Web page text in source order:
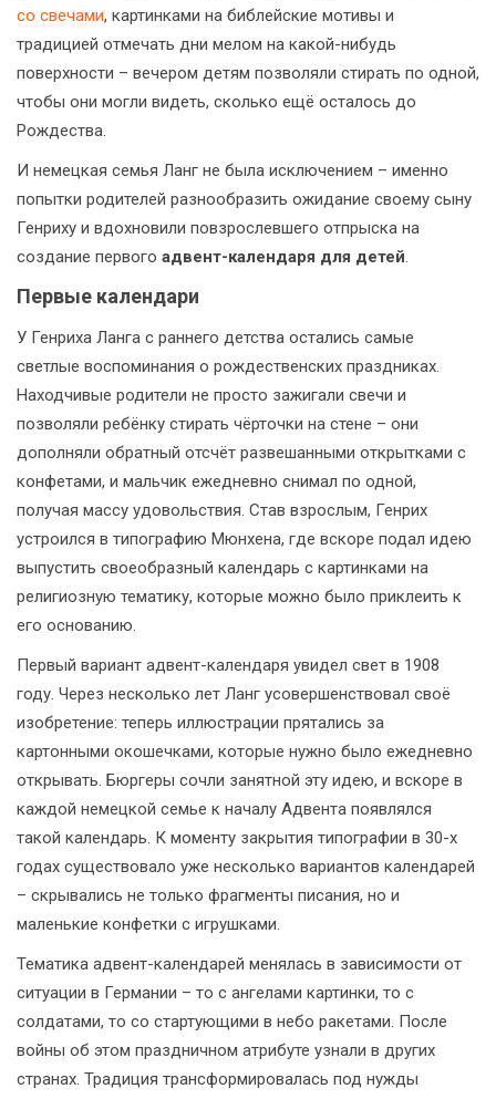
со свечами, картинками на библейские мотивы и
традицией отмечать дни мелом на какой-нибудь
поверхности – вечером детям позволяли стирать по одной,
чтобы они могли видеть, сколько ещё осталось до
Рождества.
И немецкая семья Ланг не была исключением – именно
попытки родителей разнообразить ожидание своему сыну
Генриху и вдохновили повзрослевшего отпрыска на
создание первого адвент-календаря для детей.
Первые календари
У Генриха Ланга с раннего детства остались самые
светлые воспоминания о рождественских праздниках.
Находчивые родители не просто зажигали свечи и
позволяли ребёнку стирать чёрточки на стене – они
дополняли обратный отсчёт развешанными открытками с
конфетами, и мальчик ежедневно снимал по одной,
получая массу удовольствия. Став взрослым, Генрих
устроился в типографию Мюнхена, где вскоре подал идею
выпустить своеобразный календарь с картинками на
религиозную тематику, которые можно было приклеить к
его основанию.
Первый вариант адвент-календаря увидел свет в 1908
году. Через несколько лет Ланг усовершенствовал своё
изобретение: теперь иллюстрации прятались за
картонными окошечками, которые нужно было ежедневно
открывать. Бюргеры сочли занятной эту идею, и вскоре в
каждой немецкой семье к началу Адвента появлялся
такой календарь. К моменту закрытия типографии в 30-х
годах существовало уже несколько вариантов календарей
– скрывались не только фрагменты писания, но и
маленькие конфетки с игрушками.
Тематика адвент-календарей менялась в зависимости от
ситуации в Германии – то с ангелами картинки, то с
солдатами, то со стартующими в небо ракетами. После
войны об этом праздничном атрибуте узнали в других
странах. Традиция трансформировалась под нужды